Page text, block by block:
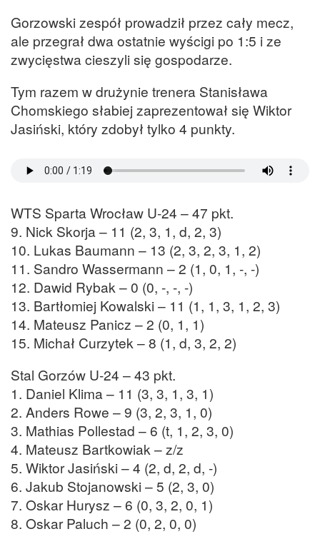
Gorzowski zespół prowadził przez cały mecz,
ale przegrał dwa ostatnie wyścigi po 1:5 i ze
zwycięstwa cieszyli się gospodarze.
Tym razem w drużynie trenera Stanisława
Chomskiego słabiej zaprezentował się Wiktor
Jasiński, który zdobył tylko 4 punkty.
WTS Sparta Wrocław U-24 – 47 pkt.
9. Nick Skorja – 11 (2, 3, 1, d, 2, 3)
10. Lukas Baumann – 13 (2, 3, 2, 3, 1, 2)
11. Sandro Wassermann – 2 (1, 0, 1, -, -)
12. Dawid Rybak – 0 (0, -, -, -)
13. Bartłomiej Kowalski – 11 (1, 1, 3, 1, 2, 3)
14. Mateusz Panicz – 2 (0, 1, 1)
15. Michał Curzytek – 8 (1, d, 3, 2, 2)
Stal Gorzów U-24 – 43 pkt.
1. Daniel Klima – 11 (3, 3, 1, 3, 1)
2. Anders Rowe – 9 (3, 2, 3, 1, 0)
3. Mathias Pollestad – 6 (t, 1, 2, 3, 0)
4. Mateusz Bartkowiak – z/z
5. Wiktor Jasiński – 4 (2, d, 2, d, -)
6. Jakub Stojanowski – 5 (2, 3, 0)
7. Oskar Hurysz – 6 (0, 3, 2, 0, 1)
8. Oskar Paluch – 2 (0, 2, 0, 0)